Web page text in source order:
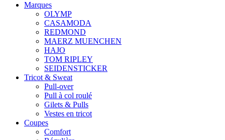
Marques
OLYMP
CASAMODA
REDMOND
MAERZ MUENCHEN
HAJO
TOM RIPLEY
SEIDENSTICKER
Tricot & Sweat
Pull-over
Pull à col roulé
Gilets & Pulls
Vestes en tricot
Coupes
Comfort